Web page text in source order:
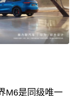
M6是同级唯一